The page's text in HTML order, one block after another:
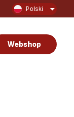
Polski
Webshop